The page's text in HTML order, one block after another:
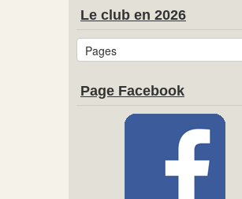
Le club en 2026
Page Facebook